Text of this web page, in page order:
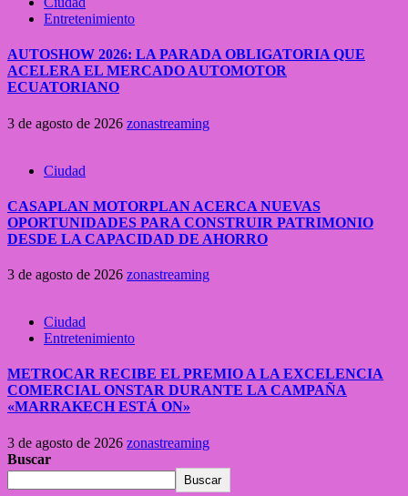
Entretenimiento
AUTOSHOW 2026: LA PARADA OBLIGATORIA QUE
ACELERA EL MERCADO AUTOMOTOR
ECUATORIANO
3 de agosto de 2026 zonastreaming
Ciudad
CASAPLAN MOTORPLAN ACERCA NUEVAS
OPORTUNIDADES PARA CONSTRUIR PATRIMONIO
DESDE LA CAPACIDAD DE AHORRO
3 de agosto de 2026 zonastreaming
Ciudad
Entretenimiento
METROCAR RECIBE EL PREMIO A LA EXCELENCIA
COMERCIAL ONSTAR DURANTE LA CAMPAÑA
«MARRAKECH ESTÁ ON»
3 de agosto de 2026 zonastreaming
Buscar
Buscar